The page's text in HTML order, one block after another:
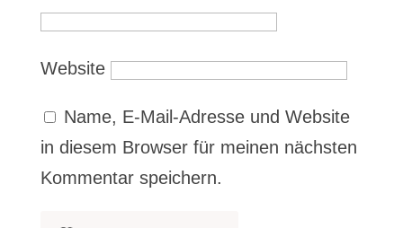
Website
Name, E-Mail-Adresse und Website
in diesem Browser für meinen nächsten
Kommentar speichern.